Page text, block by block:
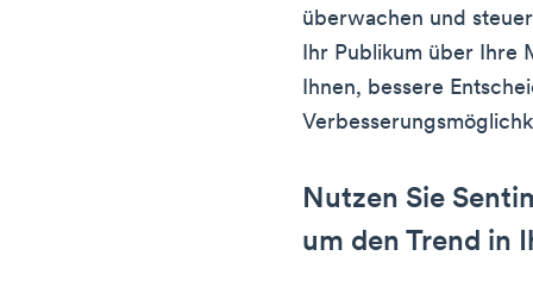
überwachen und
Ihr Publikum über Ihre
Ihnen, bessere
Nutzen Sie
um den Trend in